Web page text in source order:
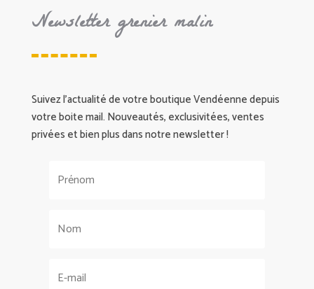
Newsletter grenier malin
Suivez l’actualité de votre boutique Vendéenne depuis
votre boite mail. Nouveautés, exclusivitées, ventes
privées et bien plus dans notre newsletter !